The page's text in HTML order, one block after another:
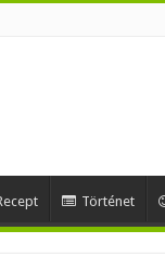
Történet